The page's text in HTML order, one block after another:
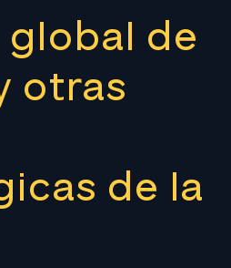
global de
otras
de la